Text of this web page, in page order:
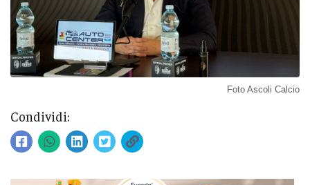
Foto Ascoli Calcio
Condividi: